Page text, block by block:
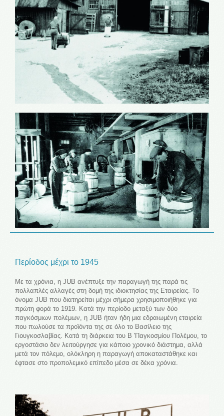
Περίοδος μέχρι το 1945
Με τα χρόνια, η JUB ανέπτυξε την παραγωγή της παρά τις
πολλαπλές αλλαγές στη δομή της ιδιοκτησίας της Εταιρείας. Το
όνομα JUB που διατηρείται μέχρι σήμερα χρησιμοποιήθηκε για
πρώτη φορά το 1919. Κατά την περίοδο μεταξύ των δύο
παγκόσμιων πολέμων, η JUB ήταν ήδη μια εδραιωμένη εταιρεία
που πωλούσε τα προϊόντα της σε όλο το Βασίλειο της
Γιουγκοσλαβίας. Κατά τη διάρκεια του Β 'Παγκοσμίου Πολέμου, το
εργοστάσιο δεν λειτούργησε για κάποιο χρονικό διάστημα, αλλά
μετά τον πόλεμο, ολόκληρη η παραγωγή αποκαταστάθηκε και
έφτασε στο προπολεμικό επίπεδο μέσα σε δέκα χρόνια.